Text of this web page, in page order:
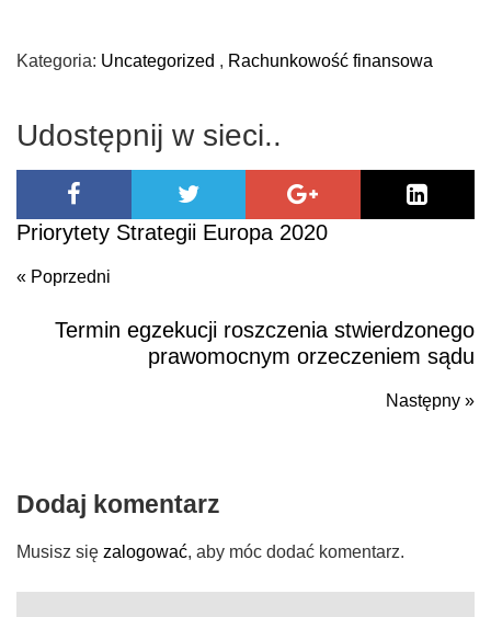
Kategoria: Uncategorized , Rachunkowość finansowa
Udostępnij w sieci..
Priorytety Strategii Europa 2020
« Poprzedni
Poprzedni
Termin egzekucji roszczenia stwierdzonego
prawomocnym orzeczeniem sądu
Następny »
Dodaj komentarz
Musisz się zalogować, aby móc dodać komentarz.